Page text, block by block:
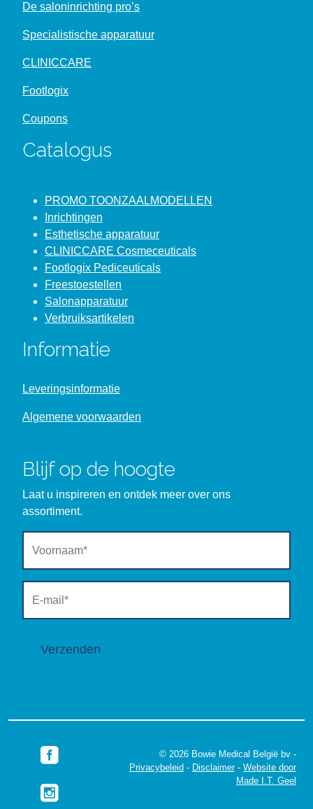
De saloninrichting pro’s
Specialistische apparatuur
CLINICCARE
Footlogix
Coupons
Catalogus
PROMO TOONZAALMODELLEN
Inrichtingen
Esthetische apparatuur
CLINICCARE Cosmeceuticals
Footlogix Pediceuticals
Freestoestellen
Salonapparatuur
Verbruiksartikelen
Informatie
Leveringsinformatie
Algemene voorwaarden
Blijf op de hoogte
Laat u inspireren en ontdek meer over ons
assortiment.
Verzenden
© 2026 Bowie Medical België bv -
Privacybeleid- Disclaimer- Website door
Made I.T. Geel